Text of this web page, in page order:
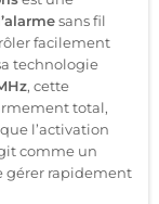
sans fil
facilement
technologie
, cette
total,
l’activation
comme un
gérer rapidement